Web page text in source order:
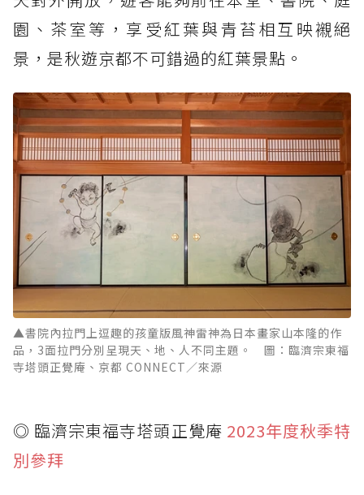
園、茶室等，享受紅葉與青苔相互映襯絕
景，是秋遊京都不可錯過的紅葉景點。
▲書院內拉門上逗趣的孩童版風神雷神為日本畫家山本隆的作
品，3面拉門分別呈現天、地、人不同主題。 圖：臨濟宗東福
寺塔頭正覺庵、京都 CONNECT／來源
◎ 臨濟宗東福寺塔頭正覺庵 2023年度秋季特
別參拜